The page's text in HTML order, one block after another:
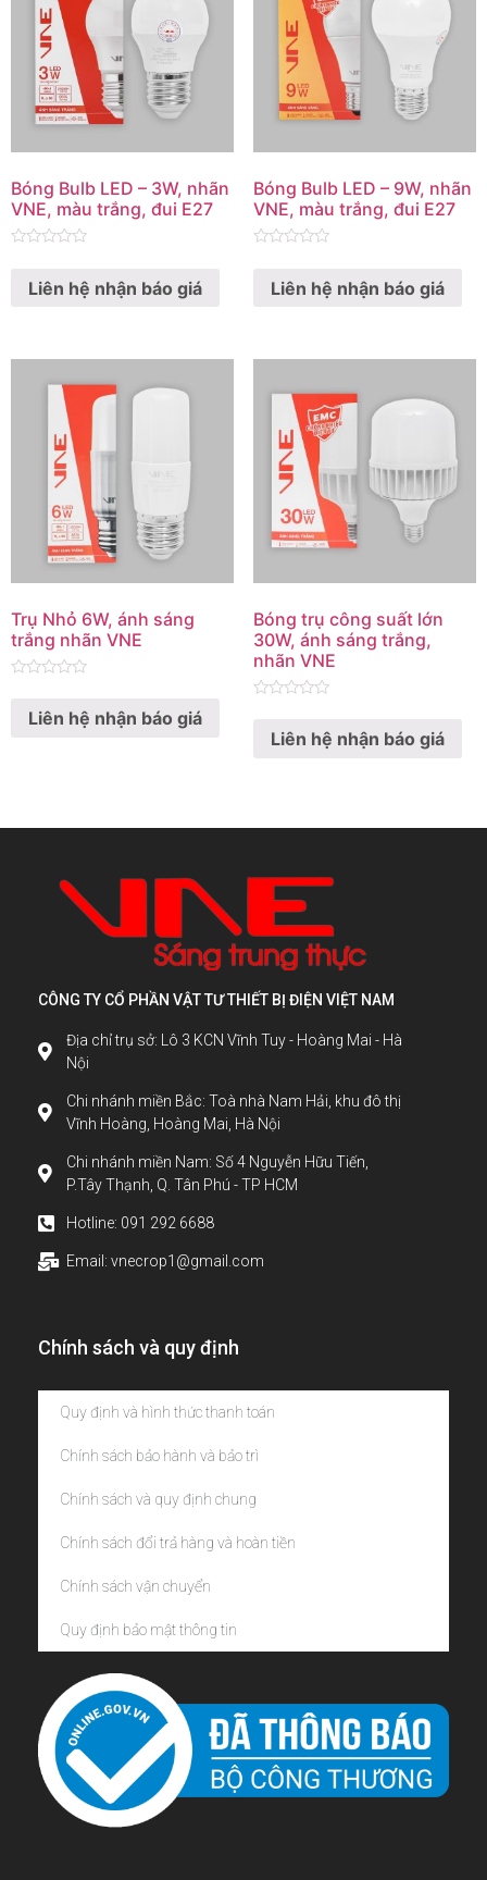
Bóng Bulb LED – 3W, nhãn
VNE, màu trắng, đui E27
outLiên hệ nhận báo giá
Bóng Bulb LED – 9W, nhãn
VNE, màu trắng, đui E27
outLiên hệ nhận báo giá
Trụ Nhỏ 6W, ánh sáng
trắng nhãn VNE
outLiên hệ nhận báo giá
Bóng trụ công suất lớn
30W, ánh sáng trắng,
nhãn VNE
outLiên hệ nhận báo giá
CÔNG TY CỔ PHẦN VẬT TƯ THIẾT BỊ ĐIỆN VIỆT NAM
Địa chỉ trụ sở: Lô 3 KCN Vĩnh Tuy - Hoàng Mai - Hà
Nội
Chi nhánh miền Bắc: Toà nhà Nam Hải, khu đô thị
Vĩnh Hoàng, Hoàng Mai, Hà Nội
Chi nhánh miền Nam: Số 4 Nguyễn Hữu Tiến,
P.Tây Thạnh, Q. Tân Phú - TP HCM
Hotline: 091 292 6688
Email: vnecrop1@gmail.com
Chính sách và quy định
Quy định và hình thức thanh toán
Chính sách bảo hành và bảo trì
Chính sách và quy định chung
Chính sách đổi trả hàng và hoàn tiền
Chính sách vận chuyển
Quy định bảo mật thông tin